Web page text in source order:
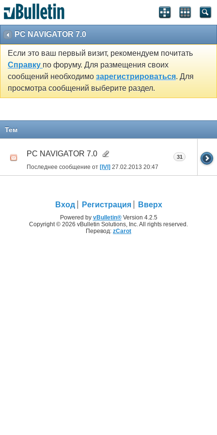
PC NAVIGATOR 7.0
Если это ваш первый визит, рекомендуем почитать
Справку по форуму. Для размещения своих
сообщений необходимо зарегистрироваться. Для
просмотра сообщений выберите раздел.
Тем
PC NAVIGATOR 7.0
Последнее сообщение от [IVI] 27.02.2013 20:47
31
Вход Регистрация Вверх
Powered by vBulletin®Version 4.2.5
Copyright © 2026 vBulletin Solutions, Inc. All rights reserved.
Перевод: zCarot